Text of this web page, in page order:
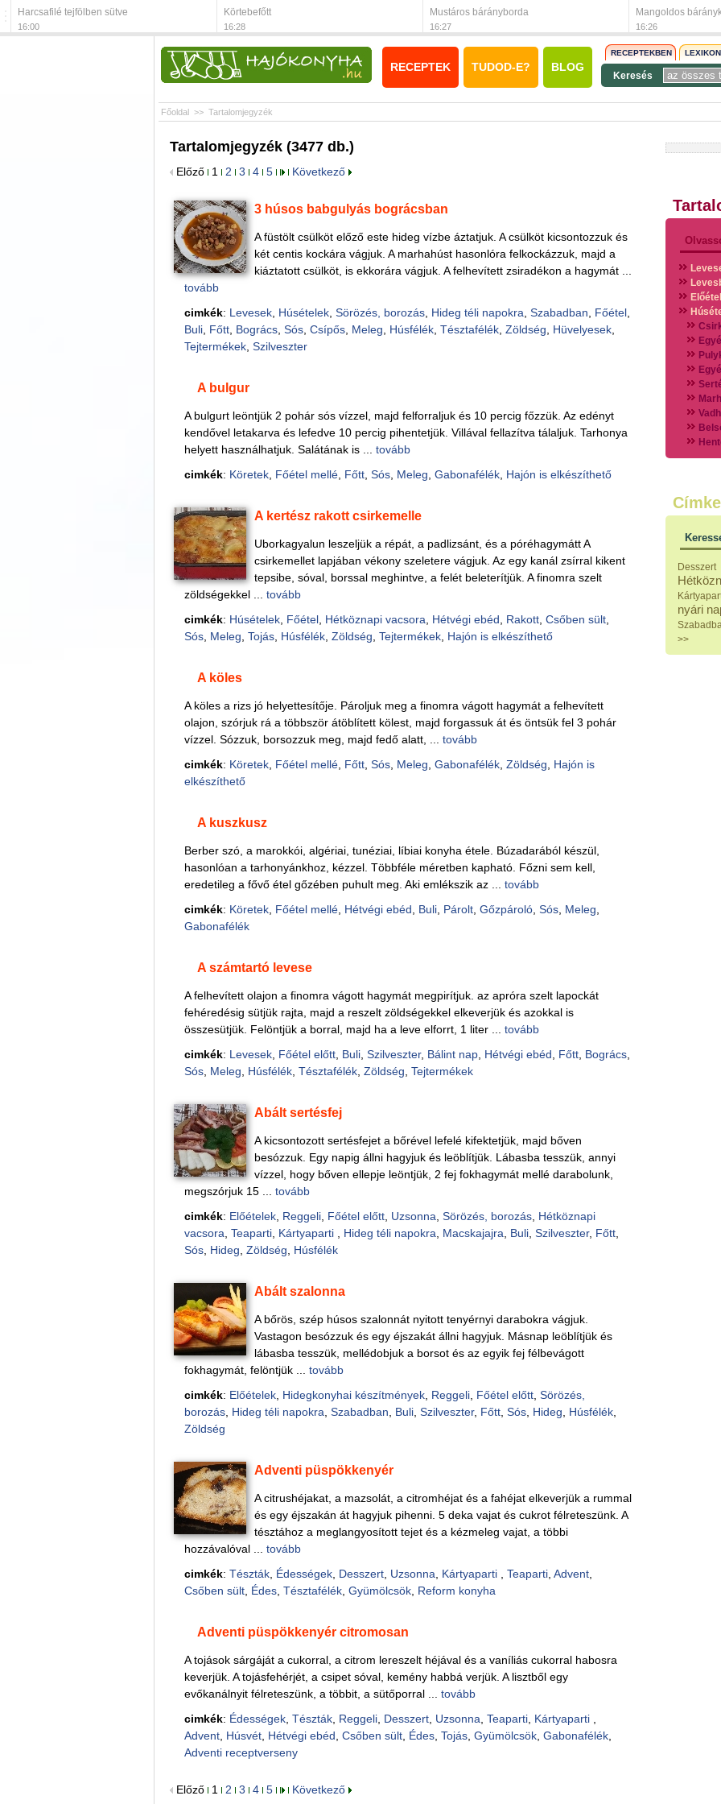
Harcsafilé tejfölben sütve
16:00
Körtebefőtt
16:28
Mustáros bárányborda
16:27
Mangoldos
16:26
RECEPTEK TUDOD-E? BLOG
RECEPTEKBEN
Keresés
Főoldal >> Tartalomjegyzék
Tartalomjegyzék (3477 db.)
Előző 1 2 3 4 5 Következő
3 húsos babgulyás bográcsban
A füstölt csülköt előző este hideg vízbe áztatjuk. A csülköt kicsontozzuk és
két centis kockára vágjuk. A marhahúst hasonlóra felkockázzuk, majd a
kiáztatott csülköt, is ekkorára vágjuk. A felhevített zsiradékon a hagymát ...
tovább
cimkék: Levesek, Húsételek, Sörözés, borozás, Hideg téli napokra Szabadban Főétel,
Buli, Főtt, Bogrács, Sós, Csípős, Meleg Húsfélék, Tésztafélék, Zöldség Hüvelyesek,
Tejtermékek, Szilveszter
A bulgur
A bulgurt leöntjük 2 pohár sós vízzel, majd felforraljuk és 10 percig főzzük. Az edényt
kendővel letakarva és lefedve 10 percig pihentetjük. Villával fellazítva tálaljuk. Tarhonya
helyett használhatjuk. Salátának is ... tovább
cimkék: Köretek, Főétel mellé, Főtt, Sós, Meleg Gabonafélék, Hajón is elkészíthető
A kertész rakott csirkemelle
Uborkagyalun leszeljük a répát, a padlizsánt, és a póréhagymátt A
csirkemellet lapjában vékony szeletere vágjuk. Az egy kanál zsírral kikent
tepsibe, sóval, borssal meghintve, a felét beleterítjük. A finomra szelt
zöldségekkel ... tovább
cimkék: Húsételek, Főétel, Hétköznapi vacsora Hétvégi ebéd Rakott, Csőben sült,
Sós, Meleg Tojás, Húsfélék, Zöldség Tejtermékek, Hajón is elkészíthető
A köles
A köles a rizs jó helyettesítője. Pároljuk meg a finomra vágott hagymát a felhevített
olajon, szórjuk rá a többször átöblített kölest, majd forgassuk át és öntsük fel 3 pohár
vízzel. Sózzuk, borsozzuk meg, majd fedő alatt, ... tovább
cimkék: Köretek, Főétel mellé, Főtt, Sós, Meleg Gabonafélék, Zöldség
Hajón is
elkészíthető
A kuszkusz
Berber szó, a marokkói, algériai, tunéziai, líbiai konyha étele. Búzadarából készül,
hasonlóan a tarhonyánkhoz, kézzel. Többféle méretben kapható. Főzni sem kell,
eredetileg a fővő étel gőzében puhult meg. Aki emlékszik az ... tovább
cimkék: Köretek, Főétel mellé, Hétvégi ebéd Buli, Párolt, Gőzpároló, Sós, Meleg
Gabonafélék
A számtartó levese
A felhevített olajon a finomra vágott hagymát megpirítjuk. az apróra szelt lapockát
fehéredésig sütjük rajta, majd a reszelt zöldségekkel elkeverjük és azokkal is
összesütjük. Felöntjük a borral, majd ha a leve elforrt, 1 liter ... tovább
cimkék: Levesek, Főétel előtt, Buli, Szilveszter, Bálint nap, Hétvégi ebéd Főtt, Bogrács,
Sós, Meleg Húsfélék, Tésztafélék, Zöldség Tejtermékek
Abált sertésfej
A kicsontozott sertésfejet a bőrével lefelé kifektetjük, majd bőven
besózzuk. Egy napig állni hagyjuk és leöblítjük. Lábasba tesszük, annyi
vízzel, hogy bőven ellepje leöntjük, 2 fej fokhagymát mellé darabolunk,
megszórjuk 15 ... tovább
cimkék: Előételek, Reggeli, Főétel előtt, Uzsonna Sörözés, borozás, Hétköznapi
vacsora Teaparti, Kártyaparti Hideg téli napokra Macskajajra Buli, Szilveszter, Főtt,
Sós, Hideg Zöldség Húsfélék
Abált szalonna
A bőrös, szép húsos szalonnát nyitott tenyérnyi darabokra vágjuk.
Vastagon besózzuk és egy éjszakát állni hagyjuk. Másnap leöblítjük és
lábasba tesszük, mellédobjuk a borsot és az egyik fej félbevágott
fokhagymát, felöntjük ... tovább
cimkék: Előételek, Hidegkonyhai készítmények, Reggeli, Főétel előtt, Sörözés,
borozás, Hideg téli napokra Szabadban Buli, Szilveszter, Főtt, Sós, Hideg Húsfélék,
Zöldség
Adventi püspökkenyér
A citrushéjakat, a mazsolát, a citromhéjat és a fahéjat elkeverjük a rummal
és egy éjszakán át hagyjuk pihenni. 5 deka vajat és cukrot félreteszünk. A
tésztához a meglangyosított tejet és a kézmeleg vajat, a többi
hozzávalóval ... tovább
cimkék: Tészták, Édességek, Desszert, Uzsonna Kártyaparti Teaparti, Advent,
Csőben sült, Édes, Tésztafélék, Gyümölcsök, Reform konyha
Adventi püspökkenyér citromosan
A tojások sárgáját a cukorral, a citrom lereszelt héjával és a vaníliás cukorral habosra
keverjük. A tojásfehérjét, a csipet sóval, kemény habbá verjük. A lisztből egy
evőkanálnyit félreteszünk, a többit, a sütőporral ... tovább
cimkék: Édességek, Tészták, Reggeli, Desszert, Uzsonna Teaparti, Kártyaparti
Advent, Húsvét, Hétvégi ebéd Csőben sült, Édes, Tojás, Gyümölcsök, Gabonafélék,
Adventi receptverseny
Előző 1 2 3 4 5 Következő
Halak
Főtt
Desszert
nyári
>>